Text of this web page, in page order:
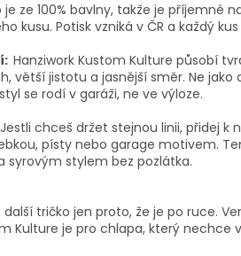
je ze 100% bavlny, takže je příjemné
kusu. Potisk vzniká v ČR a každý
Hanziwork Kustom Kulture působí
větší jistotu a jasnější směr. Ne jako
se rodí v garáži, ne ve výloze.
Jestli chceš držet stejnou linii, přidej k
písty nebo garage motivem.
syrovým stylem bez pozlátka.
další tričko jen proto, že je po ruce.
Kulture je pro chlapa, který